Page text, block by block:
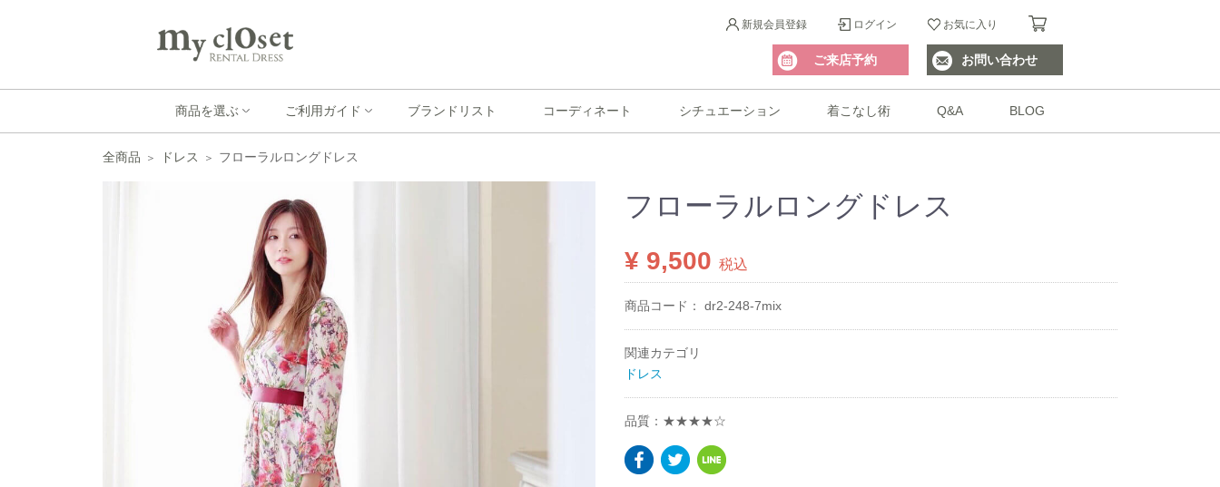
新規会員登録 ログイン お気に入り
ご来店予約 お問い合わせ
商品を選ぶ ご利用ガイド ブランドリスト コーディネート シチュエーション 着こなし術 Q&A BLOG
全商品 ドレス フローラルロングドレス
フローラルロングドレス
¥ 9,500 税込
商品コード： dr2-248-7mix
関連カテゴリ
ドレス
品質：★★★★☆